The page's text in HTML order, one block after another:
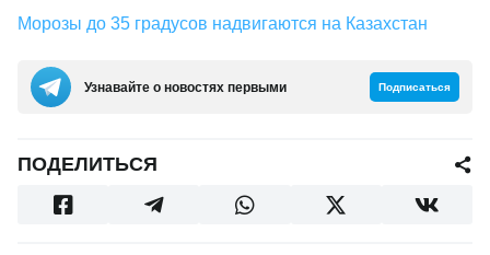
Морозы до 35 градусов надвигаются на Казахстан
Узнавайте о новостях первыми Подписаться
ПОДЕЛИТЬСЯ